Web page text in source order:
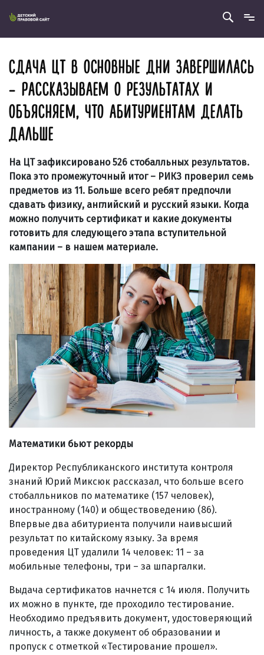
СДАЧА ЦТ В ОСНОВНЫЕ ДНИ ЗАВЕРШИЛАСЬ
– РАССКАЗЫВАЕМ О РЕЗУЛЬТАТАХ И
ОБЪЯСНЯЕМ, ЧТО АБИТУРИЕНТАМ ДЕЛАТЬ
ДАЛЬШЕ
На ЦТ зафиксировано 526 стобалльных результатов.
Пока это промежуточный итог – РИКЗ проверил семь
предметов из 11. Больше всего ребят предпочли
сдавать физику, английский и русский языки. Когда
можно получить сертификат и какие документы
готовить для следующего этапа вступительной
кампании – в нашем материале.
Математики бьют рекорды
Директор Республиканского института контроля
знаний Юрий Миксюк рассказал, что больше всего
стобалльников по математике (157 человек),
иностранному (140) и обществоведению (86).
Впервые два абитуриента получили наивысший
результат по китайскому языку. За время
проведения ЦТ удалили 14 человек: 11 – за
мобильные телефоны, три – за шпаргалки.
Выдача сертификатов начнется с 14 июля. Получить
их можно в пункте, где проходило тестирование.
Необходимо предъявить документ, удостоверяющий
личность, а также документ об образовании и
пропуск с отметкой «Тестирование прошел».